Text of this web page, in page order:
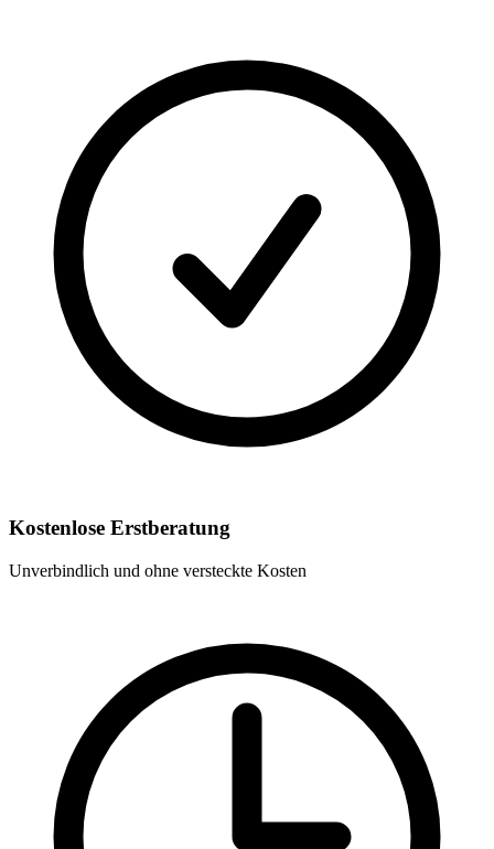
Kostenlose Erstberatung
Unverbindlich und ohne versteckte Kosten